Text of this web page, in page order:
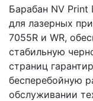
Барабан NV
для лазерных
7055R и WR,
стабильную
страниц
бесперебойную
обслуживании